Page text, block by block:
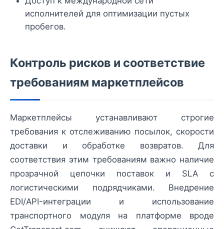
исполнителей для оптимизации пустых
пробегов.
Контроль рисков и соответствие
требованиям маркетплейсов
Маркетплейсы устанавливают строгие
требования к отслеживанию посылок, скорости
доставки и обработке возвратов. Для
соответствия этим требованиям важно наличие
прозрачной цепочки поставок и SLA с
логистическими подрядчиками. Внедрение
EDI/API-интеграции и использование
транспортного модуля на платформе вроде